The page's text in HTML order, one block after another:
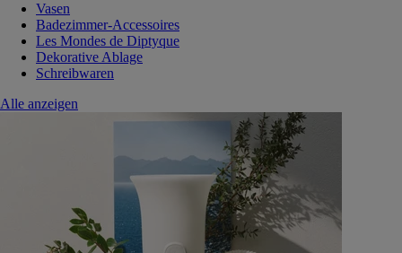
Vasen
Badezimmer-Accessoires
Les Mondes de Diptyque
Dekorative Ablage
Schreibwaren
Alle anzeigen